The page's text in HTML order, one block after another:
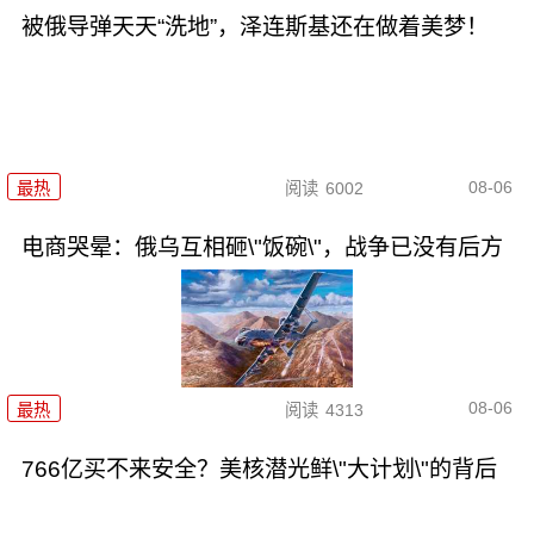
被俄导弹天天“洗地”，泽连斯基还在做着美梦！
最热 阅读 6002 08-06
电商哭晕：俄乌互相砸\"饭碗\"，战争已没有后方
最热 阅读 4313 08-06
766亿买不来安全？美核潜光鲜\"大计划\"的背后